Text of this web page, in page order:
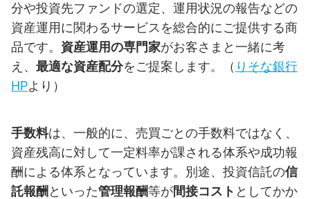
分や投資先ファンドの選定、運用状況の報告などの
資産運用に関わるサービスを総合的にご提供する商
品です。 資産運用の専門家がお客さまと一緒に考
え、 最適な資産配分をご提案します。（ りそな銀行
HPより）
手数料は、一般的に、売買ごとの手数料ではなく、
資産残高に対して一定料率が課される体系や成功報
酬による体系となっています。別途、投資信託の信
託報酬 といった管理報酬等が間接コスト としてかか